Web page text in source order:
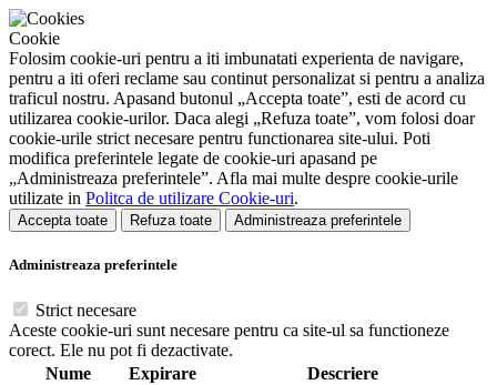
Cookie
Folosim cookie-uri pentru a iti imbunatati experienta de navigare,
pentru a iti oferi reclame sau continut personalizat si pentru a analiza
traficul nostru. Apasand butonul „Accepta toate”, esti de acord cu
utilizarea cookie-urilor. Daca alegi „Refuza toate”, vom folosi doar
cookie-urile strict necesare pentru functionarea site-ului. Poti
modifica preferintele legate de cookie-uri apasand pe
„Administreaza preferintele”. Afla mai multe despre cookie-urile
utilizate in Politca de utilizare Cookie-uri.
Accepta toate Refuza toate Administreaza preferintele
Administreaza preferintele
Strict necesare
Aceste cookie-uri sunt necesare pentru ca site-ul sa functioneze
corect. Ele nu pot fi dezactivate.
Nume
Expirare
Descriere